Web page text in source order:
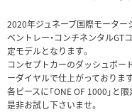
2020年ジュネーブ国際モーター
ベントレー・コンチネンタルGT
定モデルとなります。
コンセプトカーのダッシュボー
ーダイヤルで仕上がっております
各ピースに「ONE OF 1000」と
是非お試し下さいませ。